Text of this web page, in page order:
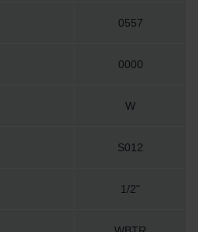
0557
0000
W
S012
1/2"